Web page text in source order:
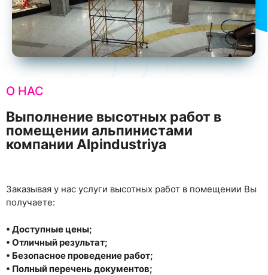
О НАС
Выполнение высотных работ в
помещении альпинистами
компании Alpindustriya
Заказывая у нас услуги высотных работ в помещении Вы
получаете:
• Доступные цены;
• Отличный результат;
• Безопасное проведение работ;
• Полный перечень документов;